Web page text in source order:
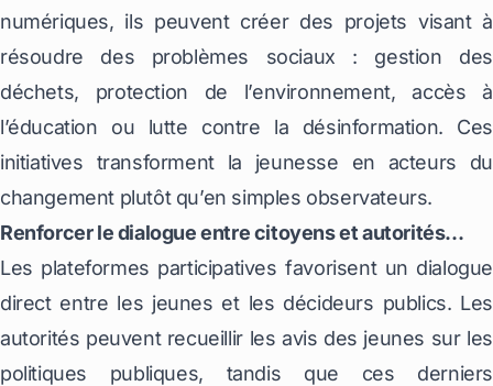
numériques, ils peuvent créer des projets visant à
résoudre des problèmes sociaux : gestion des
déchets, protection de l’environnement, accès à
l’éducation ou lutte contre la désinformation. Ces
initiatives transforment la jeunesse en acteurs du
changement plutôt qu’en simples observateurs.
Renforcer le dialogue entre citoyens et autorités…
Les plateformes participatives favorisent un dialogue
direct entre les jeunes et les décideurs publics. Les
autorités peuvent recueillir les avis des jeunes sur les
politiques publiques, tandis que ces derniers